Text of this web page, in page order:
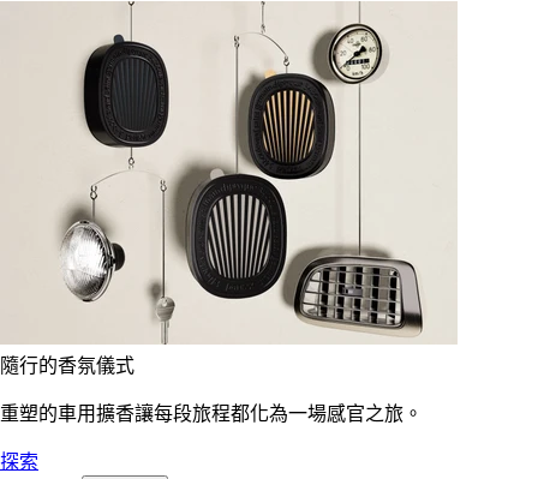
隨行的香氛儀式
重塑的車用擴香讓每段旅程都化為一場感官之旅。
探索